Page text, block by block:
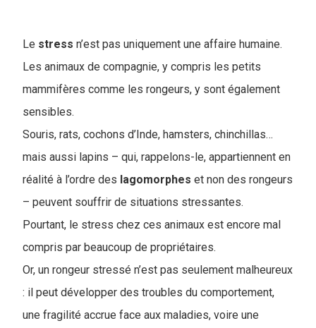
Le stress n’est pas uniquement une affaire humaine.
Les animaux de compagnie, y compris les petits
mammifères comme les rongeurs, y sont également
sensibles.
Souris, rats, cochons d’Inde, hamsters, chinchillas…
mais aussi lapins – qui, rappelons-le, appartiennent en
réalité à l’ordre des lagomorphes et non des rongeurs
– peuvent souffrir de situations stressantes.
Pourtant, le stress chez ces animaux est encore mal
compris par beaucoup de propriétaires.
Or, un rongeur stressé n’est pas seulement malheureux
: il peut développer des troubles du comportement,
une fragilité accrue face aux maladies, voire une